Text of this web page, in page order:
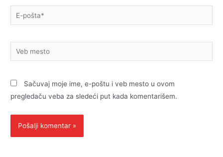
E-
pošta*
Veb
mesto
Sačuvaj moje ime, e-poštu i veb mesto u ovom
pregledaču veba za sledeći put kada komentarišem.